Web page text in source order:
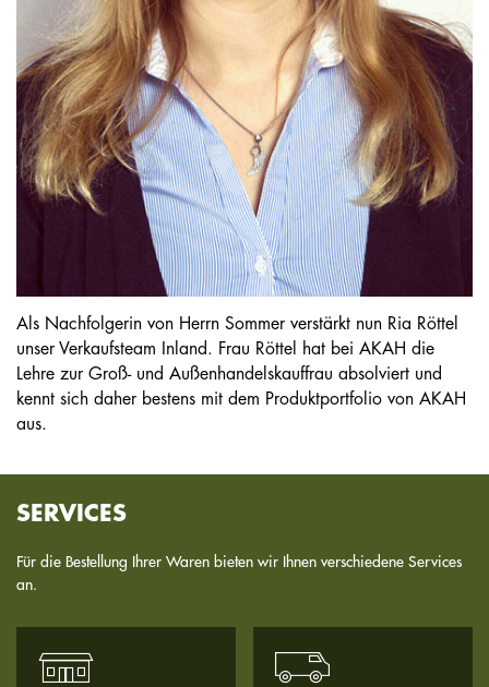
Als Nachfolgerin von Herrn Sommer verstärkt nun Ria Röttel
unser Verkaufsteam Inland. Frau Röttel hat bei AKAH die
Lehre zur Groß- und Außenhandelskauffrau absolviert und
kennt sich daher bestens mit dem Produktportfolio von ‪‎AKAH‬
aus.
SERVICES
Für die Bestellung Ihrer Waren bieten wir Ihnen verschiedene Services
an.